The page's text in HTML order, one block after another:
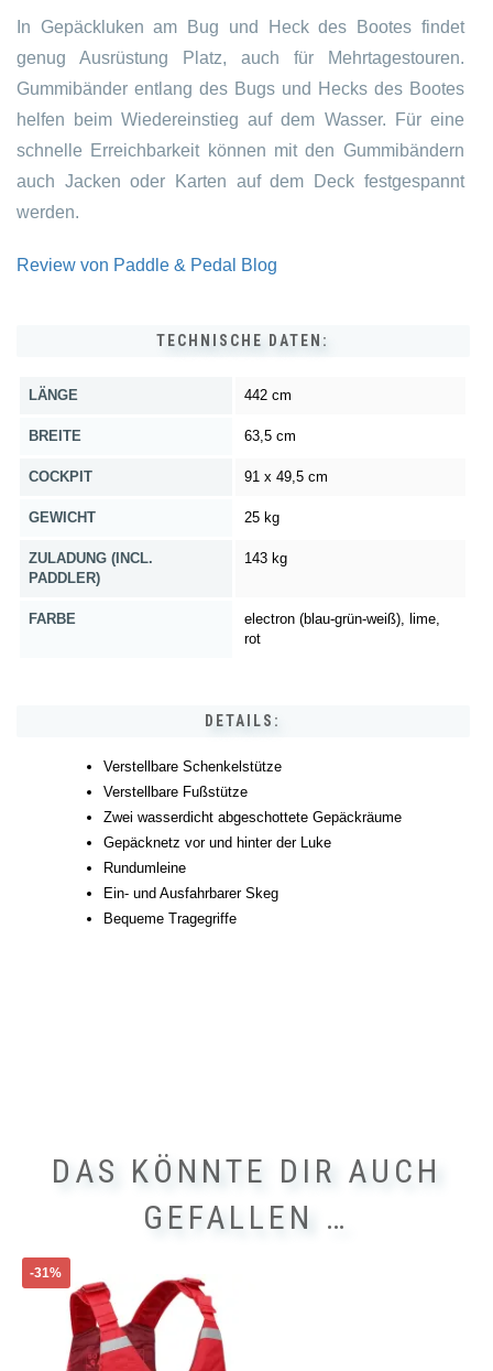
In Gepäckluken am Bug und Heck des Bootes findet
genug Ausrüstung Platz, auch für Mehrtagestouren.
Gummibänder entlang des Bugs und Hecks des Bootes
helfen beim Wiedereinstieg auf dem Wasser. Für eine
schnelle Erreichbarkeit können mit den Gummibändern
auch Jacken oder Karten auf dem Deck festgespannt
werden.
Review von Paddle & Pedal Blog
TECHNISCHE DATEN:
LÄNGE 442 cm
BREITE 63,5 cm
COCKPIT 91 x 49,5 cm
GEWICHT 25 kg
ZULADUNG (INCL.
PADDLER)
143 kg
FARBE
electron (blau-grün-weiß), lime,
rot
DETAILS:
Verstellbare Schenkelstütze
Verstellbare Fußstütze
Zwei wasserdicht abgeschottete Gepäckräume
Gepäcknetz vor und hinter der Luke
Rundumleine
Ein- und Ausfahrbarer Skeg
Bequeme Tragegriffe
DAS KÖNNTE DIR AUCH
GEFALLEN …
-31%
Dieses
Produkt